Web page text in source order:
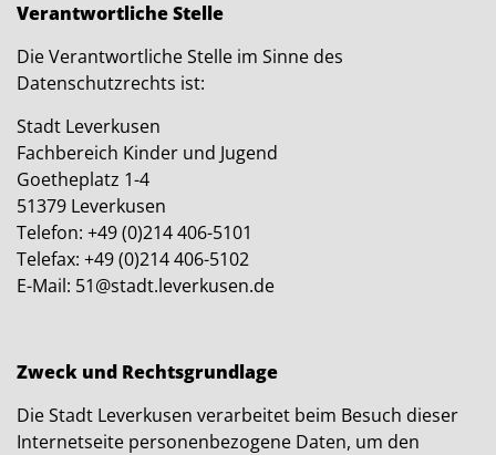
Verantwortliche Stelle
Die Verantwortliche Stelle im Sinne des
Datenschutzrechts ist:
Stadt Leverkusen
Fachbereich Kinder und Jugend
Goetheplatz 1-4
51379 Leverkusen
Telefon: +49 (0)214 406-5101
Telefax: +49 (0)214 406-5102
E-Mail: 51@stadt.leverkusen.de
Zweck und Rechtsgrundlage
Die Stadt Leverkusen verarbeitet beim Besuch dieser
Internetseite personenbezogene Daten, um den